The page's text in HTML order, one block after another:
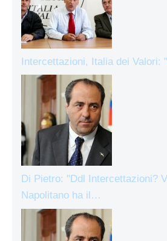
Intercettazioni, Italia dei Valori:
Di Pietro: "Ddl Intercettazioni?
Napolitano ha il…